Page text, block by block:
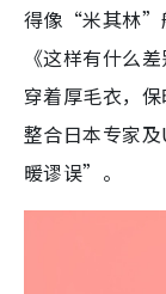
得像“米其林”
《这样有什么
穿着厚毛衣，
整合日本专家
暖谬误”。